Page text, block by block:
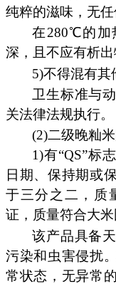
纯粹的滋味，无
在280℃的加
深，且不应有析出
5)不得混有其
卫生标准与
关法律法规执行。
(2)二级晚籼
1)有“QS”标
日期、保持期或
于三分之二，质
证，质量符合大
该产品具备
污染和虫害侵扰
常状态，无异常